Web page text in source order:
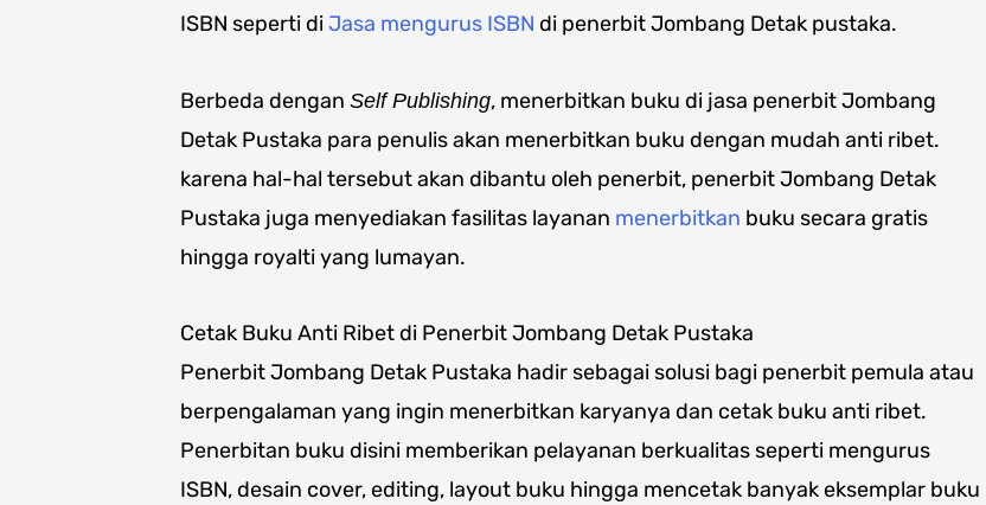
ISBN seperti diJasa mengurus ISBN di penerbit Jombang Detak pustaka.
Berbeda dengan Self Publishing, menerbitkan buku di jasa penerbit Jombang
Detak Pustaka para penulis akan menerbitkan buku dengan mudah anti ribet.
karena hal-hal tersebut akan dibantu oleh penerbit, penerbit Jombang Detak
Pustaka juga menyediakan fasilitas layanan menerbitkan buku secara gratis
hingga royalti yang lumayan.
Cetak Buku Anti Ribet di Penerbit Jombang Detak Pustaka
Penerbit Jombang Detak Pustaka hadir sebagai solusi bagi penerbit pemula atau
berpengalaman yang ingin menerbitkan karyanya dan cetak buku anti ribet.
Penerbitan buku disini memberikan pelayanan berkualitas seperti mengurus
ISBN, desain cover, editing, layout buku hingga mencetak banyak eksemplar buku